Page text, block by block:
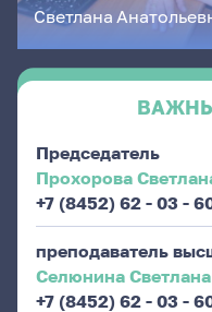
Светлана
Председатель
Прохорова
+7 (8452) 62 - 03 -
преподаватель
Селюнина
+7 (8452) 62 - 03 -